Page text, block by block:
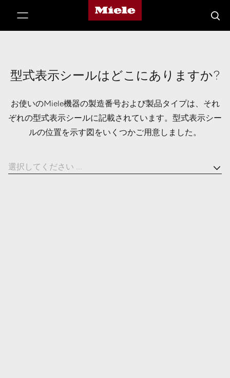
Mieleのホームページ
検索
型式表示シールはどこにありますか?
お使いのMiele機器の製造番号および製品タイプは、それ
ぞれの型式表示シールに記載されています。型式表示シー
ルの位置を示す図をいくつかご用意しました。
選択してください ...